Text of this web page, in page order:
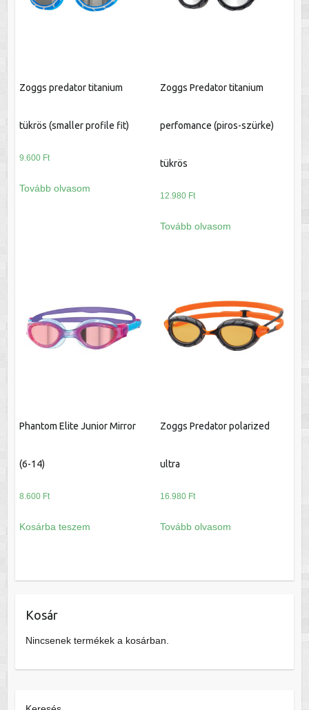
Zoggs predator titanium
tükrös (smaller profile fit)
9.600 Ft
Tovább olvasom
Zoggs Predator titanium
perfomance (piros-szürke)
tükrös
12.980 Ft
Tovább olvasom
Phantom Elite Junior Mirror
(6-14)
8.600 Ft
Kosárba teszem
Zoggs Predator polarized
ultra
16.980 Ft
Tovább olvasom
Kosár
Nincsenek termékek a kosárban.